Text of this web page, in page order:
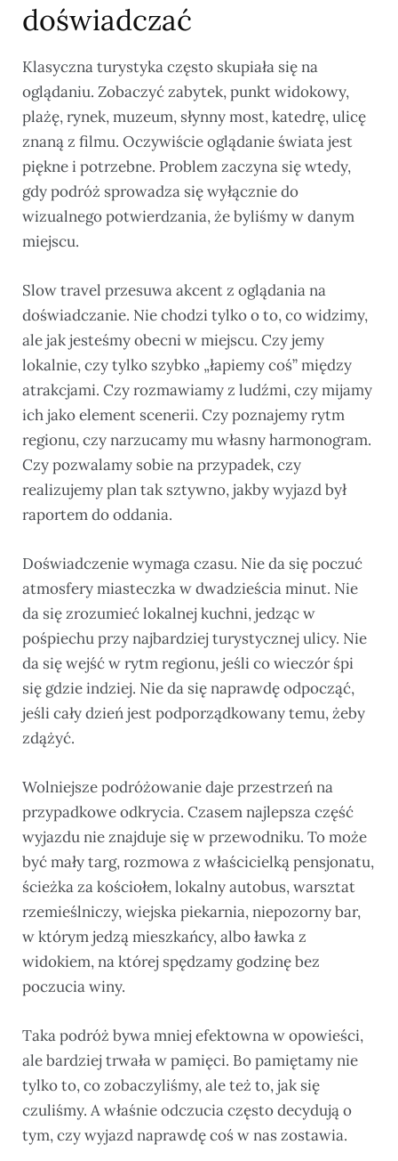
doświadczać
Klasyczna turystyka często skupiała się na
oglądaniu. Zobaczyć zabytek, punkt widokowy,
plażę, rynek, muzeum, słynny most, katedrę, ulicę
znaną z filmu. Oczywiście oglądanie świata jest
piękne i potrzebne. Problem zaczyna się wtedy,
gdy podróż sprowadza się wyłącznie do
wizualnego potwierdzania, że byliśmy w danym
miejscu.
Slow travel przesuwa akcent z oglądania na
doświadczanie. Nie chodzi tylko o to, co widzimy,
ale jak jesteśmy obecni w miejscu. Czy jemy
lokalnie, czy tylko szybko „łapiemy coś” między
atrakcjami. Czy rozmawiamy z ludźmi, czy mijamy
ich jako element scenerii. Czy poznajemy rytm
regionu, czy narzucamy mu własny harmonogram.
Czy pozwalamy sobie na przypadek, czy
realizujemy plan tak sztywno, jakby wyjazd był
raportem do oddania.
Doświadczenie wymaga czasu. Nie da się poczuć
atmosfery miasteczka w dwadzieścia minut. Nie
da się zrozumieć lokalnej kuchni, jedząc w
pośpiechu przy najbardziej turystycznej ulicy. Nie
da się wejść w rytm regionu, jeśli co wieczór śpi
się gdzie indziej. Nie da się naprawdę odpocząć,
jeśli cały dzień jest podporządkowany temu, żeby
zdążyć.
Wolniejsze podróżowanie daje przestrzeń na
przypadkowe odkrycia. Czasem najlepsza część
wyjazdu nie znajduje się w przewodniku. To może
być mały targ, rozmowa z właścicielką pensjonatu,
ścieżka za kościołem, lokalny autobus, warsztat
rzemieślniczy, wiejska piekarnia, niepozorny bar,
w którym jedzą mieszkańcy, albo ławka z
widokiem, na której spędzamy godzinę bez
poczucia winy.
Taka podróż bywa mniej efektowna w opowieści,
ale bardziej trwała w pamięci. Bo pamiętamy nie
tylko to, co zobaczyliśmy, ale też to, jak się
czuliśmy. A właśnie odczucia często decydują o
tym, czy wyjazd naprawdę coś w nas zostawia.